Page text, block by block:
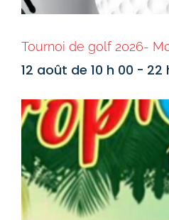
Tournoi de golf 2026-
12 août de 10 h 00 - 22